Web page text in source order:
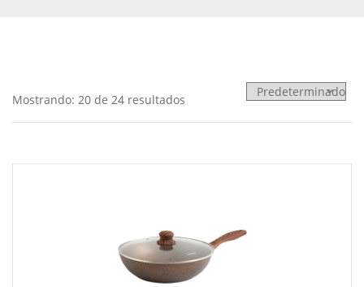
Mostrando: 20 de 24 resultados